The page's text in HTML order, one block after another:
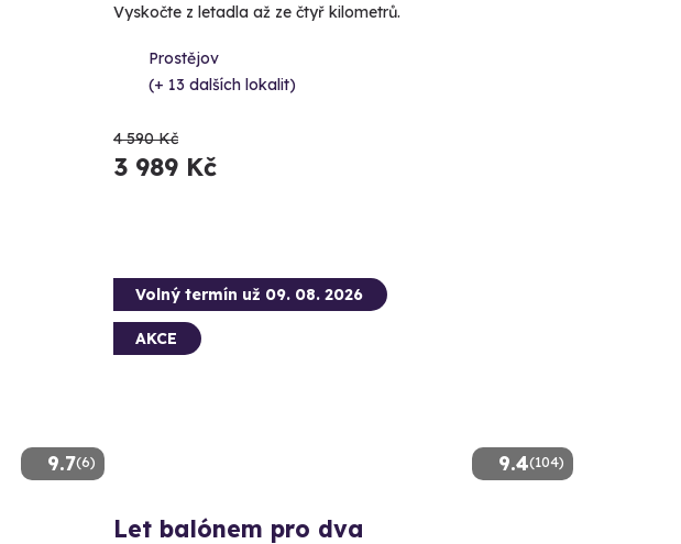
Vyskočte z letadla až ze čtyř kilometrů.
Prostějov
(+ 13 dalších lokalit)
4 590 Kč
3 989 Kč
9.7(6) 9.4(104)
Volný termín už 09. 08. 2026
AKCE
Let balónem pro dva